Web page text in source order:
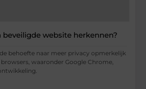
beveiligde website herkennen?
behoefte naar meer privacy opmerkelijk
waaronder Google Chrome,